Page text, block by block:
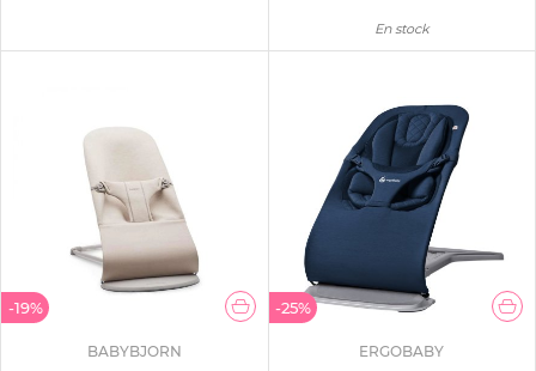
En stock
-19%
BABYBJORN
-25%
ERGOBABY